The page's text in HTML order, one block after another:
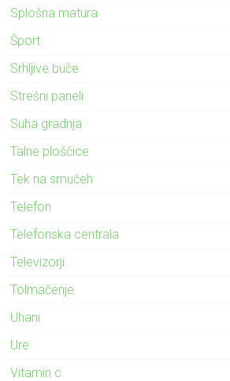
Splošna matura
Šport
Srhljive buče
Strešni paneli
Suha gradnja
Talne ploščice
Tek na smučeh
Telefon
Telefonska centrala
Televizorji
Tolmačenje
Uhani
Ure
Vitamin c